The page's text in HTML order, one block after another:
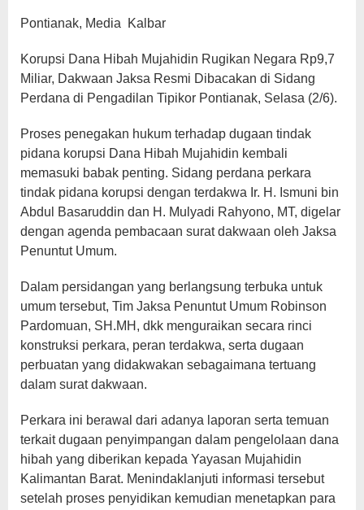
Pontianak, Media Kalbar
Korupsi Dana Hibah Mujahidin Rugikan Negara Rp9,7
Miliar, Dakwaan Jaksa Resmi Dibacakan di Sidang
Perdana di Pengadilan Tipikor Pontianak, Selasa (2/6).
Proses penegakan hukum terhadap dugaan tindak
pidana korupsi Dana Hibah Mujahidin kembali
memasuki babak penting. Sidang perdana perkara
tindak pidana korupsi dengan terdakwa Ir. H. Ismuni bin
Abdul Basaruddin dan H. Mulyadi Rahyono, MT, digelar
dengan agenda pembacaan surat dakwaan oleh Jaksa
Penuntut Umum.
Dalam persidangan yang berlangsung terbuka untuk
umum tersebut, Tim Jaksa Penuntut Umum Robinson
Pardomuan, SH.MH, dkk menguraikan secara rinci
konstruksi perkara, peran terdakwa, serta dugaan
perbuatan yang didakwakan sebagaimana tertuang
dalam surat dakwaan.
Perkara ini berawal dari adanya laporan serta temuan
terkait dugaan penyimpangan dalam pengelolaan dana
hibah yang diberikan kepada Yayasan Mujahidin
Kalimantan Barat. Menindaklanjuti informasi tersebut
setelah proses penyidikan kemudian menetapkan para